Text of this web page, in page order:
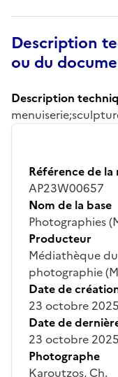
Description
ou du
Description
Référence de
AP23W00657
Nom de la base
Photographies
Producteur
Médiathèque
photographie
Date de
23 octobre 2025
Date de
23 octobre 2025
Photographe
Karoutzos, Ch.